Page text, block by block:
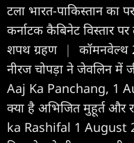
टला भारत-पाकिस्तान का
कर्नाटक कैबिनेट विस्तार
शपथ ग्रहण |
कॉमनवेल्थ
नीरज चोपड़ा ने जेवलिन में
Aaj Ka Panchang, 1
क्या है अभिजित मुहूर्त और
ka Rashifal 1 August